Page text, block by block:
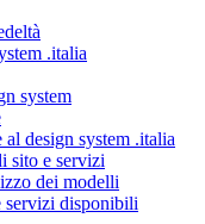
.italia
system
design system .italia
sito e servizi
dei modelli
servizi disponibili